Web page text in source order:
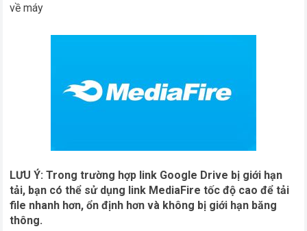
về máy
LƯU Ý: Trong trường hợp link Google Drive bị giới hạn
tải, bạn có thể sử dụng link MediaFire tốc độ cao để tải
file nhanh hơn, ổn định hơn và không bị giới hạn băng
thông.